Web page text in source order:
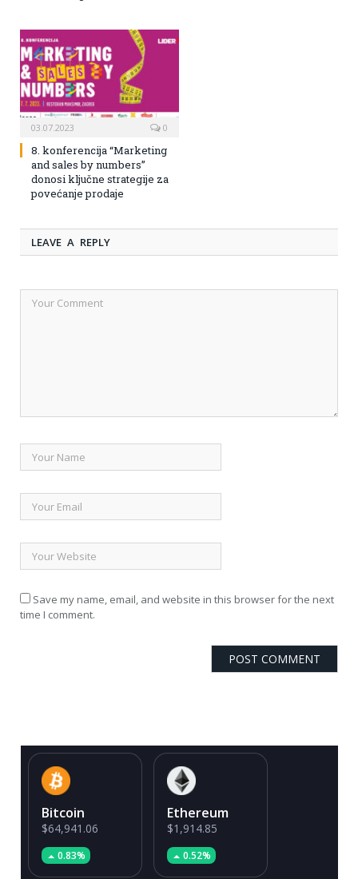
03.07.2023 0
8. konferencija “Marketing
and sales by numbers”
donosi ključne strategije za
povećanje prodaje
LEAVE A REPLY
Save my name, email, and website in this browser for the next
time I comment.
Bitcoin
$64,941.06
0.83%
Ethereum
$1,914.85
0.52%